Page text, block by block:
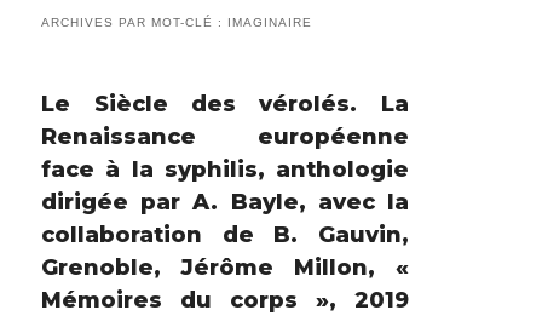
ARCHIVES PAR MOT-CLÉ : IMAGINAIRE
Le Siècle des vérolés. La
Renaissance européenne
face à la syphilis, anthologie
dirigée par A. Bayle, avec la
collaboration de B. Gauvin,
Grenoble, Jérôme Millon, «
Mémoires du corps », 2019